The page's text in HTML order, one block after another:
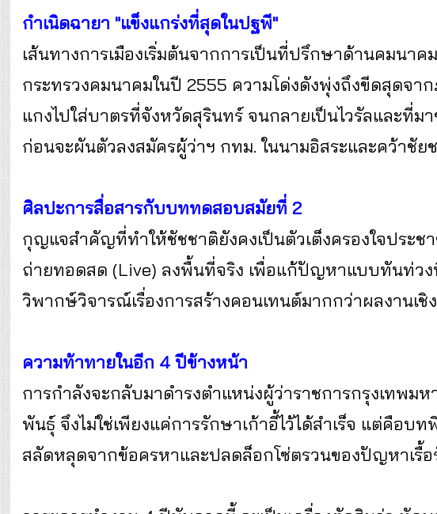
กำเนิดฉายา "แข็งแกร่งที่สุดในปฐพี"
เส้นทางการเมืองเริ่มต้นจากการเป็นที่ปรึกษาด้านคมนา
กระทรวงคมนาคมในปี 2555 ความโด่งดังพุ่งถึงขีดสุดจา
แกงไปใส่บาตรที่จังหวัดสุรินทร์ จนกลายเป็นไวรัลและที่ม
ก่อนจะผันตัวลงสมัครผู้ว่าฯ กทม. ในนามอิสระและคว้าชั
ศิลปะการสื่อสารกับบททดสอบสมัยที่ 2
กุญแจสำคัญที่ทำให้ชัชชาติยังคงเป็นตัวเต็งครองใจประช
ถ่ายทอดสด (Live) ลงพื้นที่จริง เพื่อแก้ปัญหาแบบทันท่วง
วิพากษ์วิจารณ์เรื่องการสร้างคอนเทนต์มากกว่าผลงานเชิ
ความท้าทายในอีก 4 ปีข้างหน้า
การกำลังจะกลับมาดำรงตำแหน่งผู้ว่าราชการกรุงเทพม
พันธุ์ จึงไม่ใช่เพียงแค่การรักษาเก้าอี้ไว้ได้สำเร็จ แต่คือบ
สลัดหลุดจากข้อครหาและปลดล็อกโซ่ตรวนของปัญหาเรื้อ